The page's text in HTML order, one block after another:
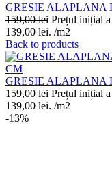
GRESIE ALAPLANA
159,00lei Prețul inițial
139,00 lei. /m2
Back to products
GRESIE ALAPLANA
159,00lei Prețul inițial
139,00 lei. /m2
-13%